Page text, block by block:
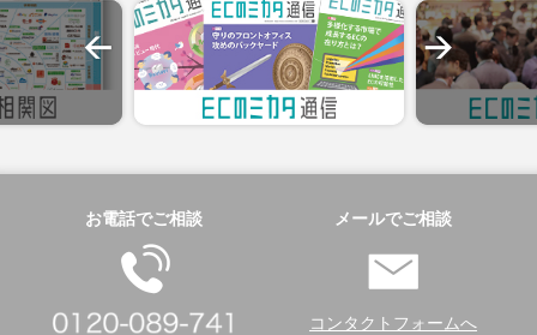
お電話でご相談 メールでご相談
コンタクトフォームへ